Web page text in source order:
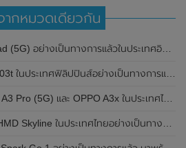
ากหมวดเดียวกัน
เทศอินเดีย มาพร้อมชิปเซ็ต Snapdragon 7s Gen 2 ของ Qualcomm และรองรับเครือข่าย 5G
ร้อมชิปเซ็ต Unisoc T612 , กล้องหลัง ความละเอียด 13MP , แบตเตอรี่ 5,000mAh และหน้าจอแสดงผล LCD / 90Hz
A3x ในประเทศไทยอย่างเป็นทางการแล้ว ในราคาเริ่มต้นเพียง 3,999 บาท
ในประเทศไทยอย่างเป็นทางการแล้ว ราคา 14,990 บาท